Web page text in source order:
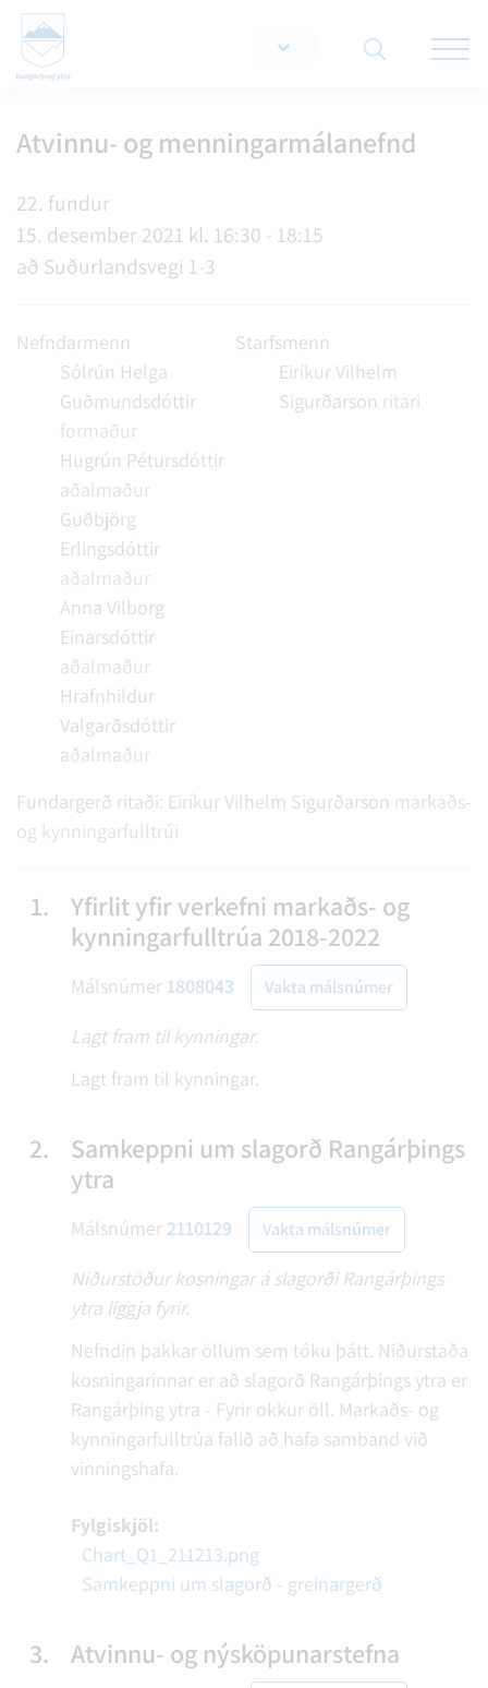
Atvinnu- og menningarmálanefnd
22. fundur
15. desember 2021 kl. 16:30 - 18:15
að Suðurlandsvegi 1-3
Nefndarmenn
Sólrún Helga
Guðmundsdóttir
formaður
Hugrún Pétursdóttir
aðalmaður
Guðbjörg
Erlingsdóttir
aðalmaður
Anna Vilborg
Einarsdóttir
aðalmaður
Hrafnhildur
Valgarðsdóttir
aðalmaður
Starfsmenn
Eiríkur Vilhelm
Sigurðarson ritari
Fundargerð ritaði: Eiríkur Vilhelm Sigurðarson markaðs-
og kynningarfulltrúi
1.
Yfirlit yfir verkefni markaðs- og
kynningarfulltrúa 2018-2022
Málsnúmer 1808043 Vakta málsnúmer
Lagt fram til kynningar.
Lagt fram til kynningar.
2.
Samkeppni um slagorð Rangárþings
ytra
Málsnúmer 2110129 Vakta málsnúmer
Niðurstöður kosningar á slagorði Rangárþings
ytra liggja fyrir.
Nefndin þakkar öllum sem tóku þátt. Niðurstaða
kosningarinnar er að slagorð Rangárþings ytra er
Rangárþing ytra - Fyrir okkur öll. Markaðs- og
kynningarfulltrúa falið að hafa samband við
vinningshafa.
Fylgiskjöl:
Chart_Q1_211213.png
Samkeppni um slagorð - greinargerð
3. Atvinnu- og nýsköpunarstefna
Leita á vef